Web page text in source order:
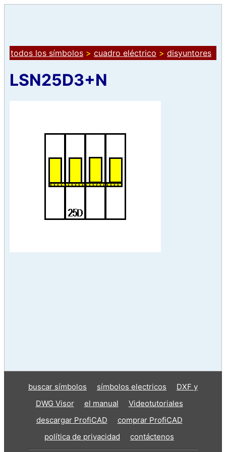
todos los símbolos > cuadro eléctrico > disyuntores
LSN25D3+N
buscar símbolos símbolos electricos
DXF y
DWG Visor
el manual
Videotutoriales
descargar ProfiCAD
comprar ProfiCAD
política de privacidad
contáctenos